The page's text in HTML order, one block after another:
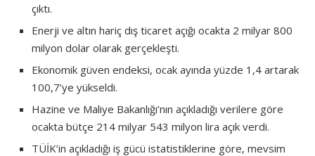
çıktı.
Enerji ve altın hariç dış ticaret açığı ocakta 2 milyar 800
milyon dolar olarak gerçekleşti.
Ekonomik güven endeksi, ocak ayında yüzde 1,4 artarak
100,7’ye yükseldi.
Hazine ve Maliye Bakanlığı’nın açıkladığı verilere göre
ocakta bütçe 214 milyar 543 milyon lira açık verdi.
TÜİK’in açıkladığı iş gücü istatistiklerine göre, mevsim